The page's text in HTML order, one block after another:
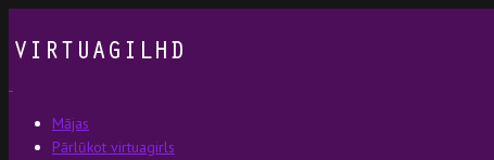
Mājas
Pārlūkot virtuagirls